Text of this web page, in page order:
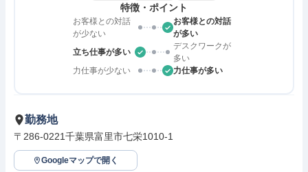
特徴・ポイント
お客様との対話
が少ない
お客様との対話
が多い
立ち仕事が多い
デスクワークが
多い
力仕事が少ない
力仕事が多い
勤務地
〒286-0221千葉県富里市七栄1010-1
Googleマップで開く